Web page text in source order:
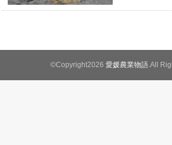
©Copyright2026 愛媛農業物語.All